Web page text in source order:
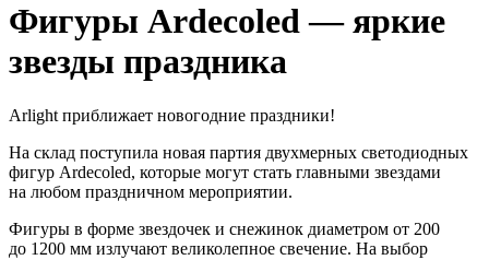
Фигуры Ardecoled — яркие
звезды праздника
Arlight приближает новогодние праздники!
На склад поступила новая партия двухмерных светодиодных
фигур Ardecoled, которые могут стать главными звездами
на любом праздничном мероприятии.
Фигуры в форме звездочек и снежинок диаметром от 200
до 1200 мм излучают великолепное свечение. На выбор